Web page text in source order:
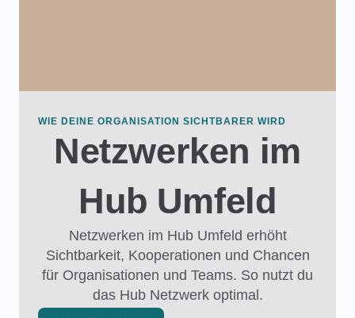
WIE DEINE ORGANISATION SICHTBARER WIRD
Netzwerken im
Hub Umfeld​
Netzwerken im Hub Umfeld erhöht
Sichtbarkeit, Kooperationen und Chancen
für Organisationen und Teams. So nutzt du
das Hub Netzwerk optimal.